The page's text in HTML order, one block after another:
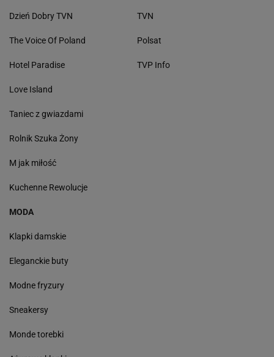
Dzień Dobry TVN
The Voice Of Poland
Hotel Paradise
Love Island
Taniec z gwiazdami
Rolnik Szuka Żony
M jak miłość
Kuchenne Rewolucje
TVN
Polsat
TVP Info
MODA
Klapki damskie
Eleganckie buty
Modne fryzury
Sneakersy
Monde torebki